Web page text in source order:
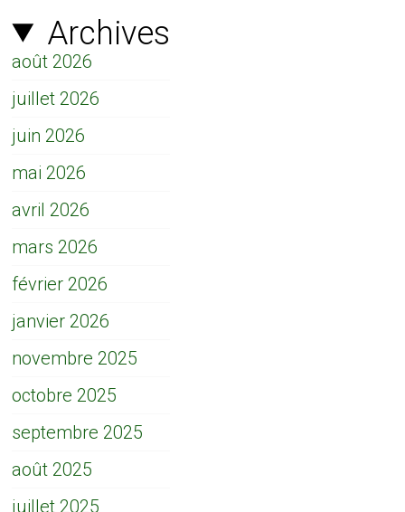
Archives
août 2026
juillet 2026
juin 2026
mai 2026
avril 2026
mars 2026
février 2026
janvier 2026
novembre 2025
octobre 2025
septembre 2025
août 2025
juillet 2025